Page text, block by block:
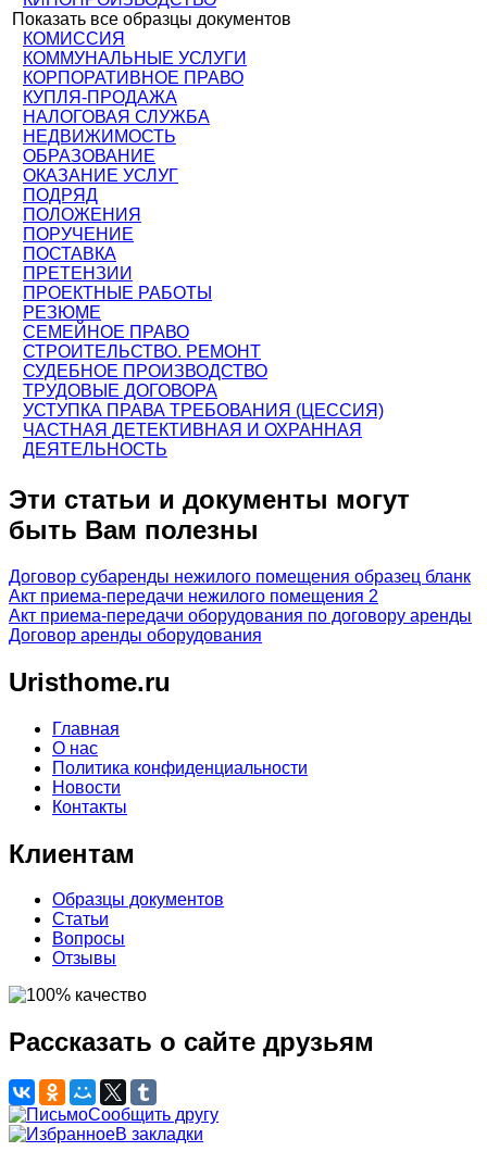
Показать все образцы документов
КОМИССИЯ
КОММУНАЛЬНЫЕ УСЛУГИ
КОРПОРАТИВНОЕ ПРАВО
КУПЛЯ-ПРОДАЖА
НАЛОГОВАЯ СЛУЖБА
НЕДВИЖИМОСТЬ
ОБРАЗОВАНИЕ
ОКАЗАНИЕ УСЛУГ
ПОДРЯД
ПОЛОЖЕНИЯ
ПОРУЧЕНИЕ
ПОСТАВКА
ПРЕТЕНЗИИ
ПРОЕКТНЫЕ РАБОТЫ
РЕЗЮМЕ
СЕМЕЙНОЕ ПРАВО
СТРОИТЕЛЬСТВО. РЕМОНТ
СУДЕБНОЕ ПРОИЗВОДСТВО
ТРУДОВЫЕ ДОГОВОРА
УСТУПКА ПРАВА ТРЕБОВАНИЯ (ЦЕССИЯ)
ЧАСТНАЯ ДЕТЕКТИВНАЯ И ОХРАННАЯ
ДЕЯТЕЛЬНОСТЬ
Эти статьи и документы могут
быть Вам полезны
Договор субаренды нежилого помещения образец бланк
Акт приема-передачи нежилого помещения 2
Акт приема-передачи оборудования по договору аренды
Договор аренды оборудования
Uristhome.ru
Главная
О нас
Политика конфиденциальности
Новости
Контакты
Клиентам
Образцы документов
Статьи
Вопросы
Отзывы
Рассказать о сайте друзьям
Сообщить другу
В закладки